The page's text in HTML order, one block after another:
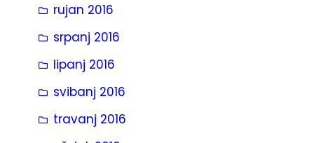
rujan 2016
srpanj 2016
lipanj 2016
svibanj 2016
travanj 2016